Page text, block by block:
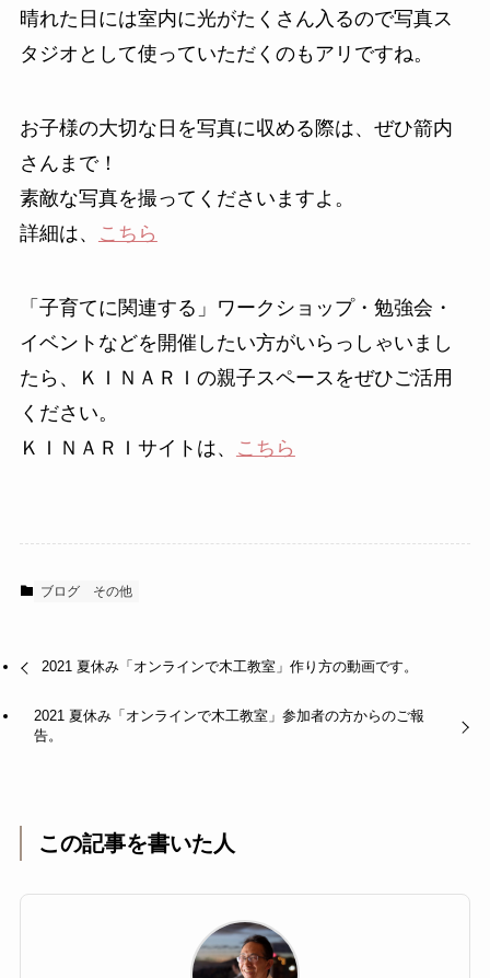
晴れた日には室内に光がたくさん入るので写真ス
タジオとして使っていただくのもアリですね。
お子様の大切な日を写真に収める際は、ぜひ箭内
さんまで！
素敵な写真を撮ってくださいますよ。
詳細は、
こちら
「子育てに関連する」ワークショップ・勉強会・
イベントなどを開催したい方がいらっしゃいまし
たら、ＫＩＮＡＲＩの親子スペースをぜひご活用
ください。
ＫＩＮＡＲＩサイトは、
こちら
ブログ その他
2021 夏休み「オンラインで木工教室」作り方の動画です。
2021 夏休み「オンラインで木工教室」参加者の方からのご報
告。
この記事を書いた人